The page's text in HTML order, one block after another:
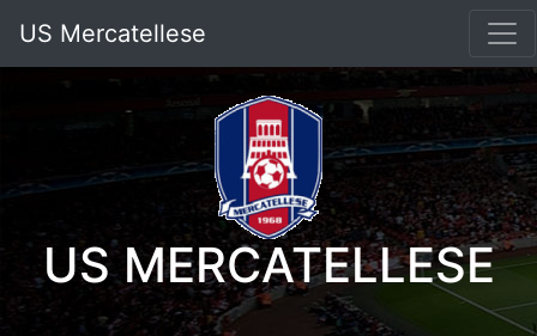
US Mercatellese
US MERCATELLESE